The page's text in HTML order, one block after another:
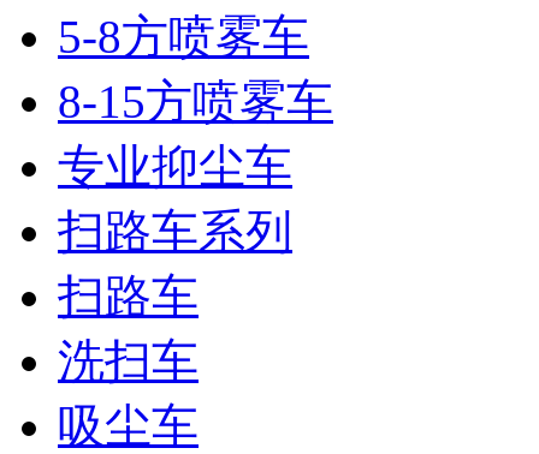
5-8方喷雾车
8-15方喷雾车
专业抑尘车
扫路车系列
扫路车
洗扫车
吸尘车